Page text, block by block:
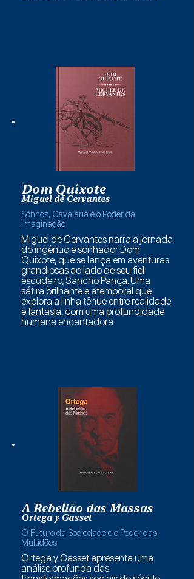
Dom Quixote
Miguel de Cervantes
Sonhos, Cavalaria e o Poder da
Imaginação
Miguel de Cervantes narra a jornada
do ingênuo e sonhador Dom
Quixote, que se lança em aventuras
grandiosas ao lado de seu fiel
escudeiro, Sancho Pança. Uma
sátira brilhante e atemporal que
explora a linha tênue entre realidade
e fantasia, com uma profundidade
humana encantadora.
A Rebelião das Massas
Ortega y Gasset
O Futuro da Sociedade e o Poder das
Multidões
Ortega y Gasset apresenta uma
análise profunda das